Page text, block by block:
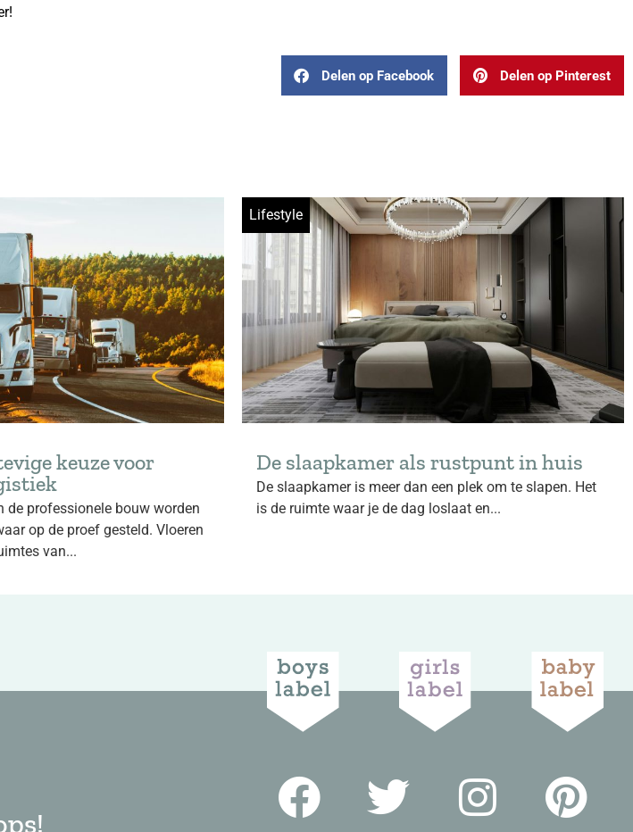
Delen op Facebook Delen op Pinterest
keuze voor
de professionele bouw worden
op de proef gesteld. Vloeren
van...
Lifestyle
De slaapkamer als rustpunt in huis
De slaapkamer is meer dan een plek om te slapen. Het
is de ruimte waar je de dag loslaat en...